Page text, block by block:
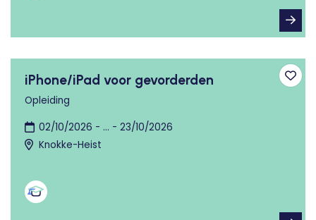
iPhone/iPad voor gevorderden
Opleiding
02/10/2026 - ... - 23/10/2026
Knokke-Heist